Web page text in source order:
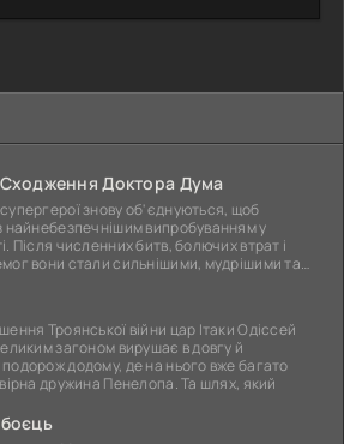
Доктора Дума
знову об'єднуються, щоб
найнебезпечнішим випробуванням у
Після численних битв, болючих втрат і
вони стали сильнішими, мудрішими та
Троянської війни цар Ітаки Одіссей
загоном вирушає в довгу й
додому, де на нього вже багато
дружина Пенелопа. Та шлях, який